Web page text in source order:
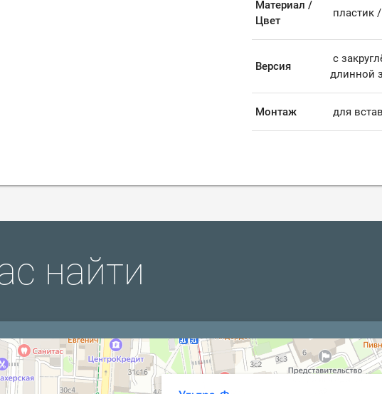
Материал /
Цвет
пластик
Версия
с
длинной
Монтаж для
найти